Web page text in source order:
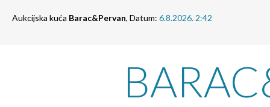
Aukcijska kuća Barac&Pervan, Datum: 6.8.2026. 2:42